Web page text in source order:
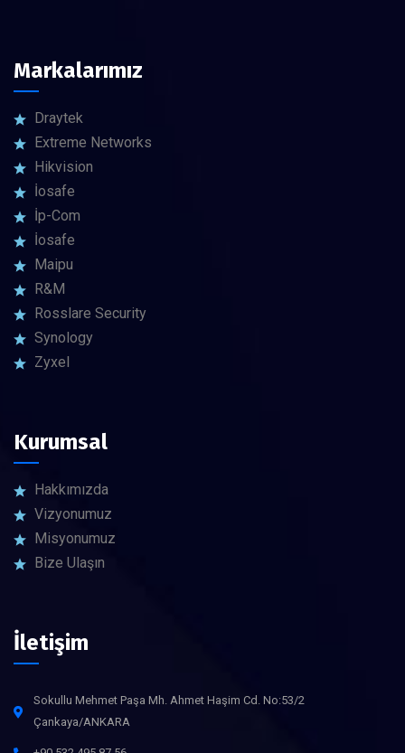
Markalarımız
Draytek
Extreme Networks
Hikvision
İosafe
İp-Com
İosafe
Maipu
R&M
Rosslare Security
Synology
Zyxel
Kurumsal
Hakkımızda
Vizyonumuz
Misyonumuz
Bize Ulaşın
İletişim
Sokullu Mehmet Paşa Mh. Ahmet Haşim Cd. No:53/2
Çankaya/ANKARA